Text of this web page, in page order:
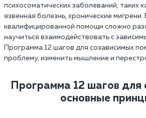
психосоматических заболеваний, таких
язвенная болезнь, хронические мигрени.
квалифицированной помощи сложно
научиться взаимодействовать с
Программа 12 шагов для созависимых
проблему, изменить мышление и
Программа 12 шагов для
основные